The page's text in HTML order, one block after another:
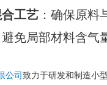
工艺：确保原料
免局部材料含气
公司致力于研发和制造小